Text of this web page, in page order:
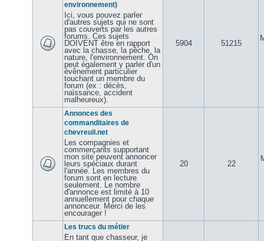
environnement)
Ici, vous pouvez parler
d'autres sujets qui ne sont
pas couverts par les autres
forums. Ces sujets
DOIVENT être en rapport
avec la chasse, la pêche, la
nature, l'environnement. On
peut également y parler d'un
évênement particulier
touchant un membre du
forum (ex : décès,
naissance, accident
malheureux).
5904 51215
Annonces des
commanditaires de
chevreuil.net
Les compagnies et
commerçants supportant
mon site peuvent annoncer
leurs spéciaux durant
l'année. Les membres du
forum sont en lecture
seulement. Le nombre
d'annonce est limité à 10
annuellement pour chaque
annonceur. Merci de les
encourager !
20 22
Les trucs du métier
En tant que chasseur, je